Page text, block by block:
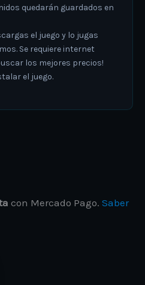
quedarán guardados en
el juego y lo jugas
Se requiere internet
los mejores precios!
el juego.
con Mercado Pago. Saber